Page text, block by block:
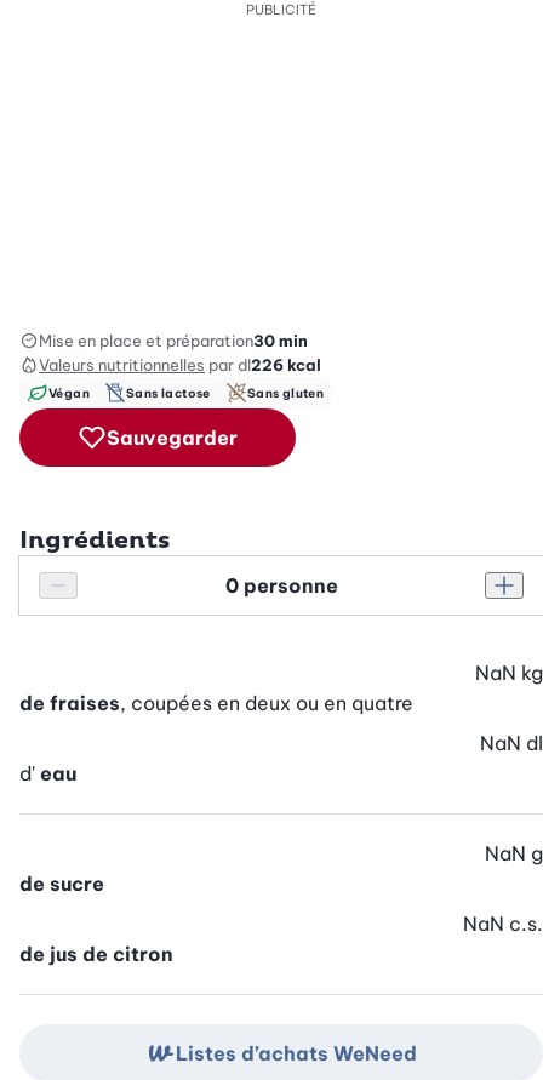
PUBLICITÉ
Mise en place et préparation30 min
Valeurs nutritionnelles par dl226kcal
Végan Sans lactose Sans gluten
Sauvegarder
Ingrédients
Réduire le nombre de personnes
Personnes
de fraises, coupées en deux ou en quatre
NaN kg
d' eau
NaN dl
de sucre
NaN g
de jus de citron
NaN c.s.
Listes d’achats WeNeed